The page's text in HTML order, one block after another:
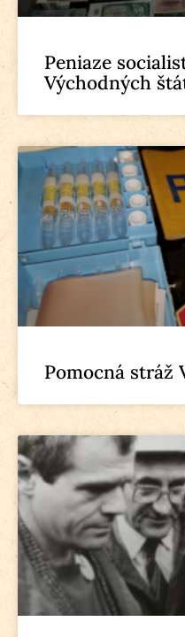
Peniaze
Východných
Pomocná stráž